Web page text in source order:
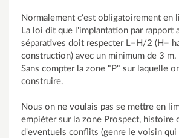
Normalement c'est obligatoirement en
La loi dit que l'implantation par rapport
séparatives doit respecter L=H/2 (H=
construction) avec un minimum de 3 m.
Sans compter la zone "P" sur laquelle
construire.
Nous on ne voulais pas se mettre en
empiéter sur la zone Prospect, histoire
d'eventuels conflits (genre le voisin qui